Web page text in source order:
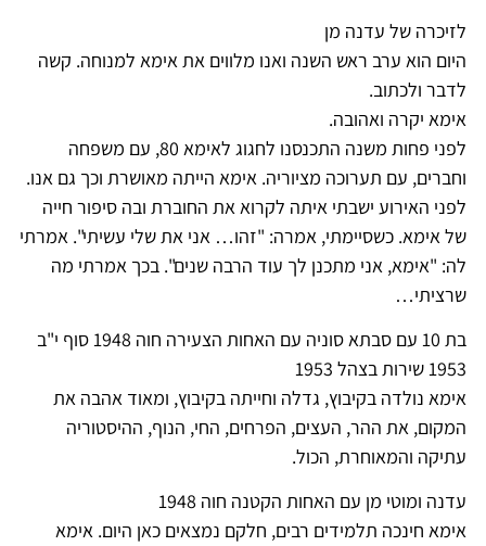
לזיכרה של עדנה מן
היום הוא ערב ראש השנה ואנו מלווים את אימא למנוחה. קשה
לדבר ולכתוב.
אימא יקרה ואהובה.
לפני פחות משנה התכנסנו לחגוג לאימא 80, עם משפחה
וחברים, עם תערוכה מציוריה. אימא הייתה מאושרת וכך גם אנו.
לפני האירוע ישבתי איתה לקרוא את החוברת ובה סיפור חייה
של אימא. כשסיימתי, אמרה: "זהו… אני את שלי עשיתי". אמרתי
לה: "אימא, אני מתכנן לך עוד הרבה שנים". בכך אמרתי מה
שרציתי…
בת 10 עם סבתא סוניה עם האחות הצעירה חוה 1948 סוף י"ב
1953 שירות בצהל 1953
אימא נולדה בקיבוץ, גדלה וחייתה בקיבוץ, ומאוד אהבה את
המקום, את ההר, העצים, הפרחים, החי, הנוף, ההיסטוריה
עתיקה והמאוחרת, הכול.
עדנה ומוטי מן עם האחות הקטנה חוה 1948
אימא חינכה תלמידים רבים, חלקם נמצאים כאן היום. אימא